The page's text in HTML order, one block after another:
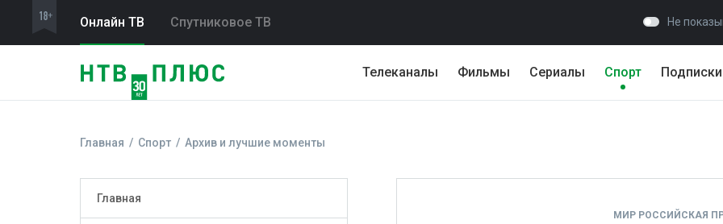
Онлайн ТВ Спутниковое ТВ Не
Телеканалы Фильмы Сериалы Спорт Подписки
Главная Спорт Архив и лучшие моменты
Главная
МИР РОССИЙСКАЯ